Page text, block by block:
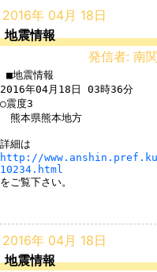
2016年 04月 18日
地震情報
発信者: 南
2016年04月18日 03時36分
○震度3
熊本県熊本地方
http://
10234.html
をご覧下さい。
2016年 04月 18日
地震情報